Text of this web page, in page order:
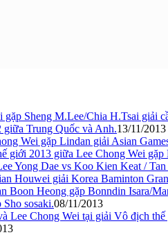
Sheng M.Lee/Chia H.Tsai giải
giữa Trung Quốc và Anh.13/11/2013
Wei gặp Lindan giải Asian
giới 2013 giữa Lee Chong Wei gặp
Yong Dae vs Koo Kien Keat /
Houwei giải Korea Baminton
Boon Heong gặp Bonndin Isara/
sosaki.08/11/2013
Lee Chong Wei tại giải Vô địch thế